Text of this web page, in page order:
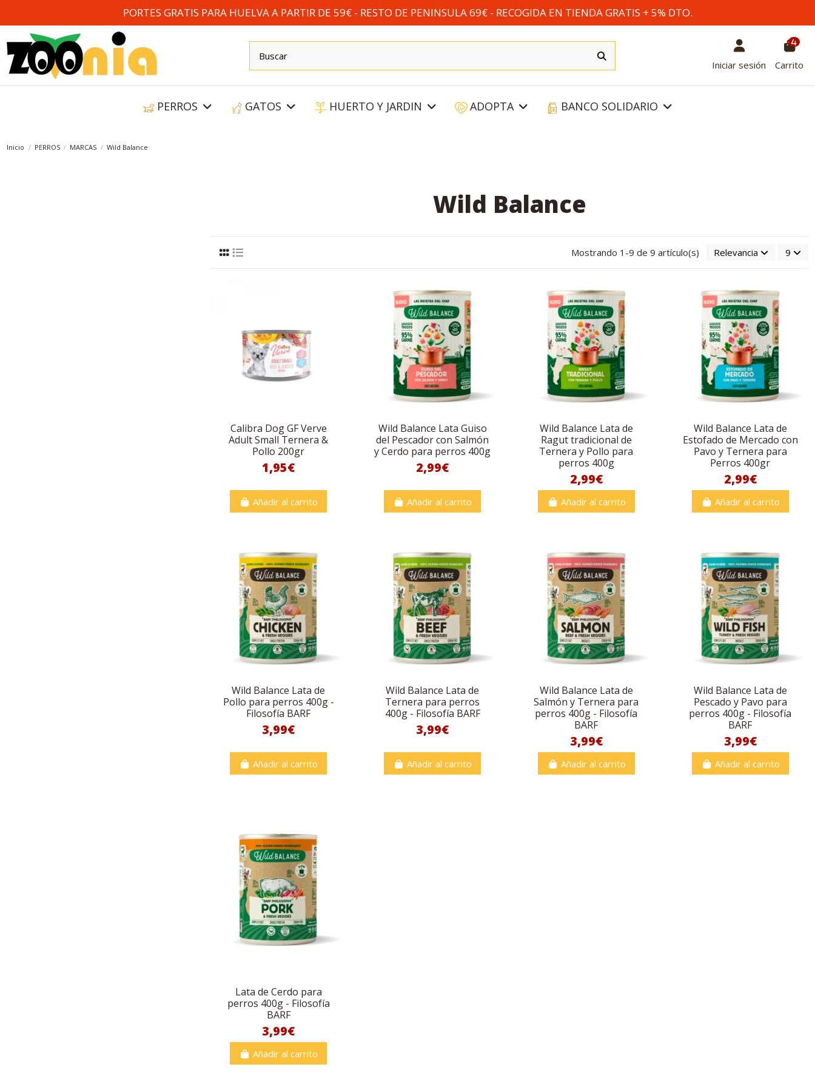
PORTES GRATIS PARA HUELVA A PARTIR DE 59€ - RESTO DE PENINSULA 69€ - RECOGIDA EN TIENDA GRATIS + 5% DTO.
Iniciar sesión
4
Carrito
PERROS GATOS HUERTO Y JARDIN ADOPTA BANCO SOLIDARIO
Inicio PERROS MARCAS Wild Balance
Wild Balance
Mostrando 1-9 de 9 artículo(s) Relevancia 9
Calibra Dog GF Verve
Adult Small Ternera &
Pollo 200gr
1,95€
Añadir al carrito
Wild Balance Lata Guiso
del Pescador con Salmón
y Cerdo para perros 400g
2,99€
Añadir al carrito
Wild Balance Lata de
Ragut tradicional de
Ternera y Pollo para
perros 400g
2,99€
Añadir al carrito
Wild Balance Lata de
Estofado de Mercado con
Pavo y Ternera para
Perros 400gr
2,99€
Añadir al carrito
Wild Balance Lata de
Pollo para perros 400g -
Filosofía BARF
3,99€
Añadir al carrito
Wild Balance Lata de
Ternera para perros
400g - Filosofía BARF
3,99€
Añadir al carrito
Wild Balance Lata de
Salmón y Ternera para
perros 400g - Filosofía
BARF
3,99€
Añadir al carrito
Wild Balance Lata de
Pescado y Pavo para
perros 400g - Filosofía
BARF
3,99€
Añadir al carrito
Lata de Cerdo para
perros 400g - Filosofía
BARF
3,99€
Añadir al carrito